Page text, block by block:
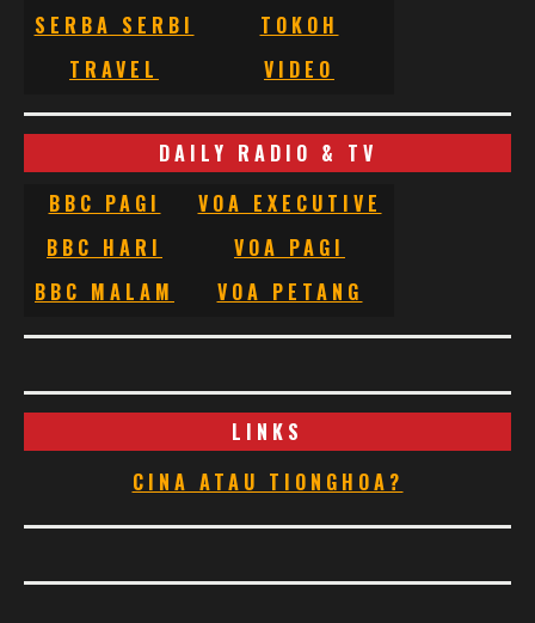
SERBA SERBI
TOKOH
TRAVEL
VIDEO
DAILY RADIO & TV
BBC PAGI
VOA EXECUTIVE
BBC HARI
VOA PAGI
BBC MALAM
VOA PETANG
LINKS
CINA ATAU TIONGHOA?